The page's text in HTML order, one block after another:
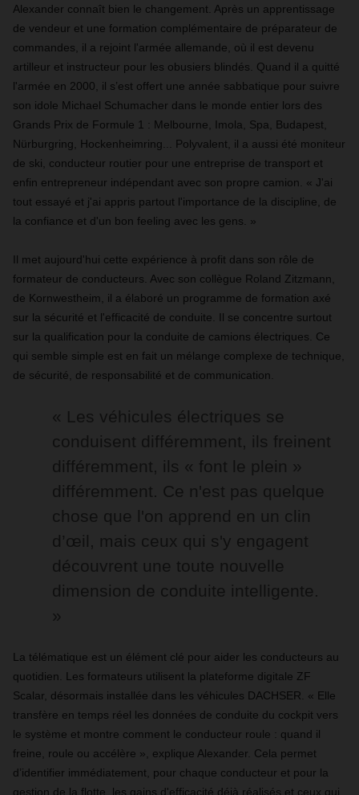
Alexander connaît bien le changement. Après un apprentissage
de vendeur et une formation complémentaire de préparateur de
commandes, il a rejoint l'armée allemande, où il est devenu
artilleur et instructeur pour les obusiers blindés. Quand il a quitté
l'armée en 2000, il s’est offert une année sabbatique pour suivre
son idole Michael Schumacher dans le monde entier lors des
Grands Prix de Formule 1 : Melbourne, Imola, Spa, Budapest,
Nürburgring, Hockenheimring... Polyvalent, il a aussi été moniteur
de ski, conducteur routier pour une entreprise de transport et
enfin entrepreneur indépendant avec son propre camion. « J'ai
tout essayé et j'ai appris partout l'importance de la discipline, de
la confiance et d'un bon feeling avec les gens. »
Il met aujourd'hui cette expérience à profit dans son rôle de
formateur de conducteurs. Avec son collègue Roland Zitzmann,
de Kornwestheim, il a élaboré un programme de formation axé
sur la sécurité et l'efficacité de conduite. Il se concentre surtout
sur la qualification pour la conduite de camions électriques. Ce
qui semble simple est en fait un mélange complexe de technique,
de sécurité, de responsabilité et de communication.
« Les véhicules électriques se
conduisent différemment, ils freinent
différemment, ils « font le plein »
différemment. Ce n'est pas quelque
chose que l'on apprend en un clin
d’œil, mais ceux qui s'y engagent
découvrent une toute nouvelle
dimension de conduite intelligente.
»
La télématique est un élément clé pour aider les conducteurs au
quotidien. Les formateurs utilisent la plateforme digitale ZF
Scalar, désormais installée dans les véhicules DACHSER. « Elle
transfère en temps réel les données de conduite du cockpit vers
le système et montre comment le conducteur roule : quand il
freine, roule ou accélère », explique Alexander. Cela permet
d’identifier immédiatement, pour chaque conducteur et pour la
gestion de la flotte, les gains d'efficacité déjà réalisés et ceux qui